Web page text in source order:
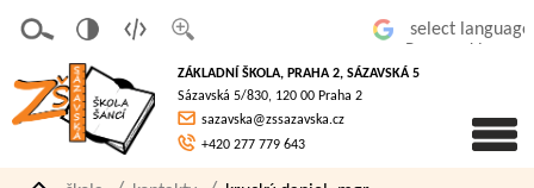
písmo
á
verze
pro
slaboz
raké
ZÁKLADNÍ ŠKOLA, PRAHA 2, SÁZAVSKÁ 5
Sázavská 5/830, 120 00 Praha 2
sazavska@zssazavska.cz
+420 277 779 643